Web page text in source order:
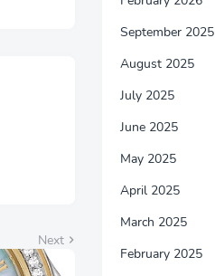
Next
September 2025
August 2025
July 2025
June 2025
May 2025
April 2025
March 2025
February 2025